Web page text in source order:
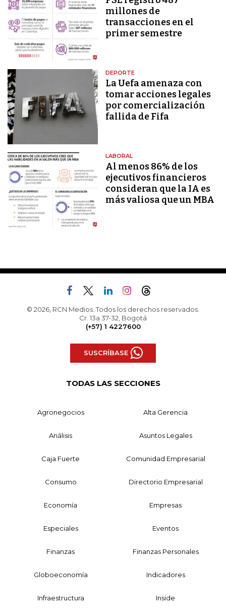
millones de
transacciones en el
primer semestre
DEPORTE
La Uefa amenaza con
tomar acciones legales
por comercialización
fallida de Fifa
LABORAL
Al menos 86% de los
ejecutivos financieros
consideran que la IA es
más valiosa que un MBA
© 2026, RCN Medios. Todos los derechos reservados.
Cr. 13a 37-32, Bogotá
(+57) 1 4227600
SUSCRÍBASE
TODAS LAS SECCIONES
Agronegocios Alta Gerencia
Análisis Asuntos Legales
Caja Fuerte Comunidad Empresarial
Consumo Directorio Empresarial
Economía Empresas
Especiales Eventos
Finanzas Finanzas Personales
Globoeconomía Indicadores
Infraestructura Inside